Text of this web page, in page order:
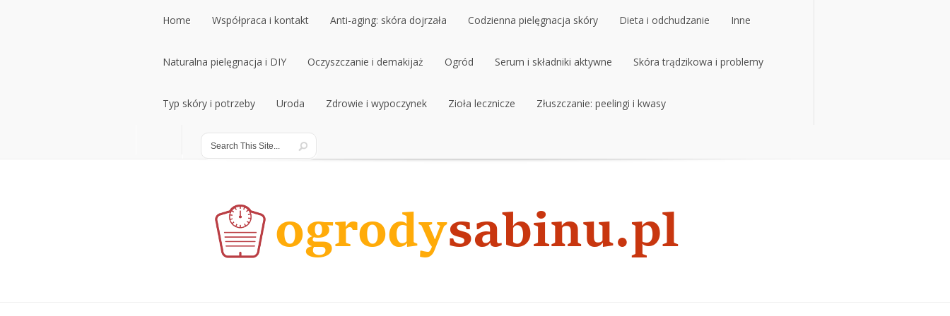
Home
Home
Współpraca i kontakt
Współpraca i kontakt
Anti-aging: skóra dojrzała
Anti-aging: skóra dojrzała
Codzienna pielęgnacja skóry
Codzienna pielęgnacja skóry
Dieta i odchudzanie
Dieta i odchudzanie
Inne
Inne
Naturalna pielęgnacja i DIY
Naturalna pielęgnacja i DIY
Oczyszczanie i demakijaż
Oczyszczanie i demakijaż
Ogród
Ogród
Serum i składniki aktywne
Serum i składniki aktywne
Skóra trądzikowa i problemy
Skóra trądzikowa i problemy
Typ skóry i potrzeby
Typ skóry i potrzeby
Uroda
Uroda
Zdrowie i wypoczynek Zioła lecznicze Złuszczanie: peelingi i kwasy